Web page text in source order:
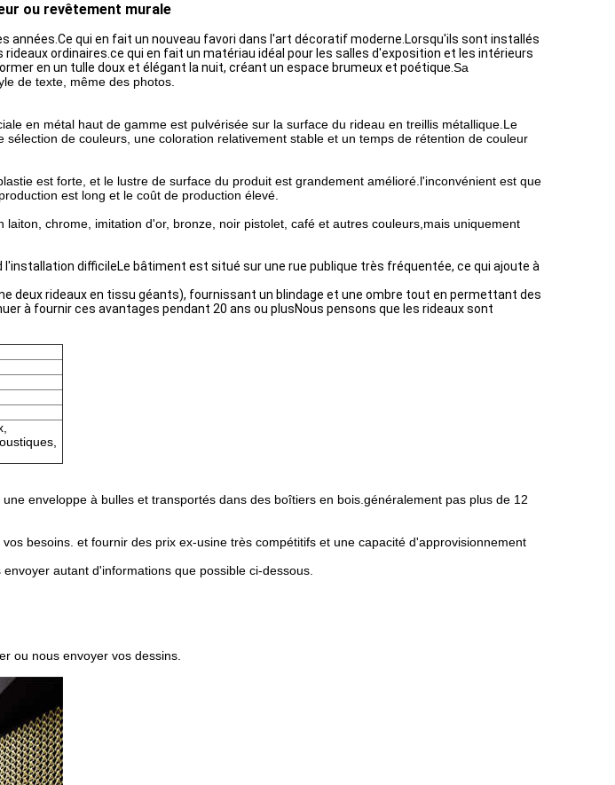
ou revêtement murale
qui en fait un nouveau favori dans l'art décoratif moderne.Lorsqu'ils sont installés
ordinaires.ce qui en fait un matériau idéal pour les salles d'exposition et les intérieurs
en un tulle doux et élégant la nuit, créant un espace brumeux et poétique. Sa
de texte, même des photos.
en métal haut de gamme est pulvérisée sur la surface du rideau en treillis métallique.Le
de couleurs, une coloration relativement stable et un temps de rétention de couleur
est forte, et le lustre de surface du produit est grandement amélioré.l'inconvénient est que
est long et le coût de production élevé.
chrome, imitation d'or, bronze, noir pistolet, café et autres couleurs,mais uniquement
difficileLe bâtiment est situé sur une rue publique très fréquentée, ce qui ajoute à
deux rideaux en tissu géants), fournissant un blindage et une ombre tout en permettant des
à fournir ces avantages pendant 20 ans ou plusNous pensons que les rideaux sont
enveloppe à bulles et transportés dans des boîtiers en bois.généralement pas plus de 12
besoins. et fournir des prix ex-usine très compétitifs et une capacité d'approvisionnement
autant d'informations que possible ci-dessous.
ou nous envoyer vos dessins.